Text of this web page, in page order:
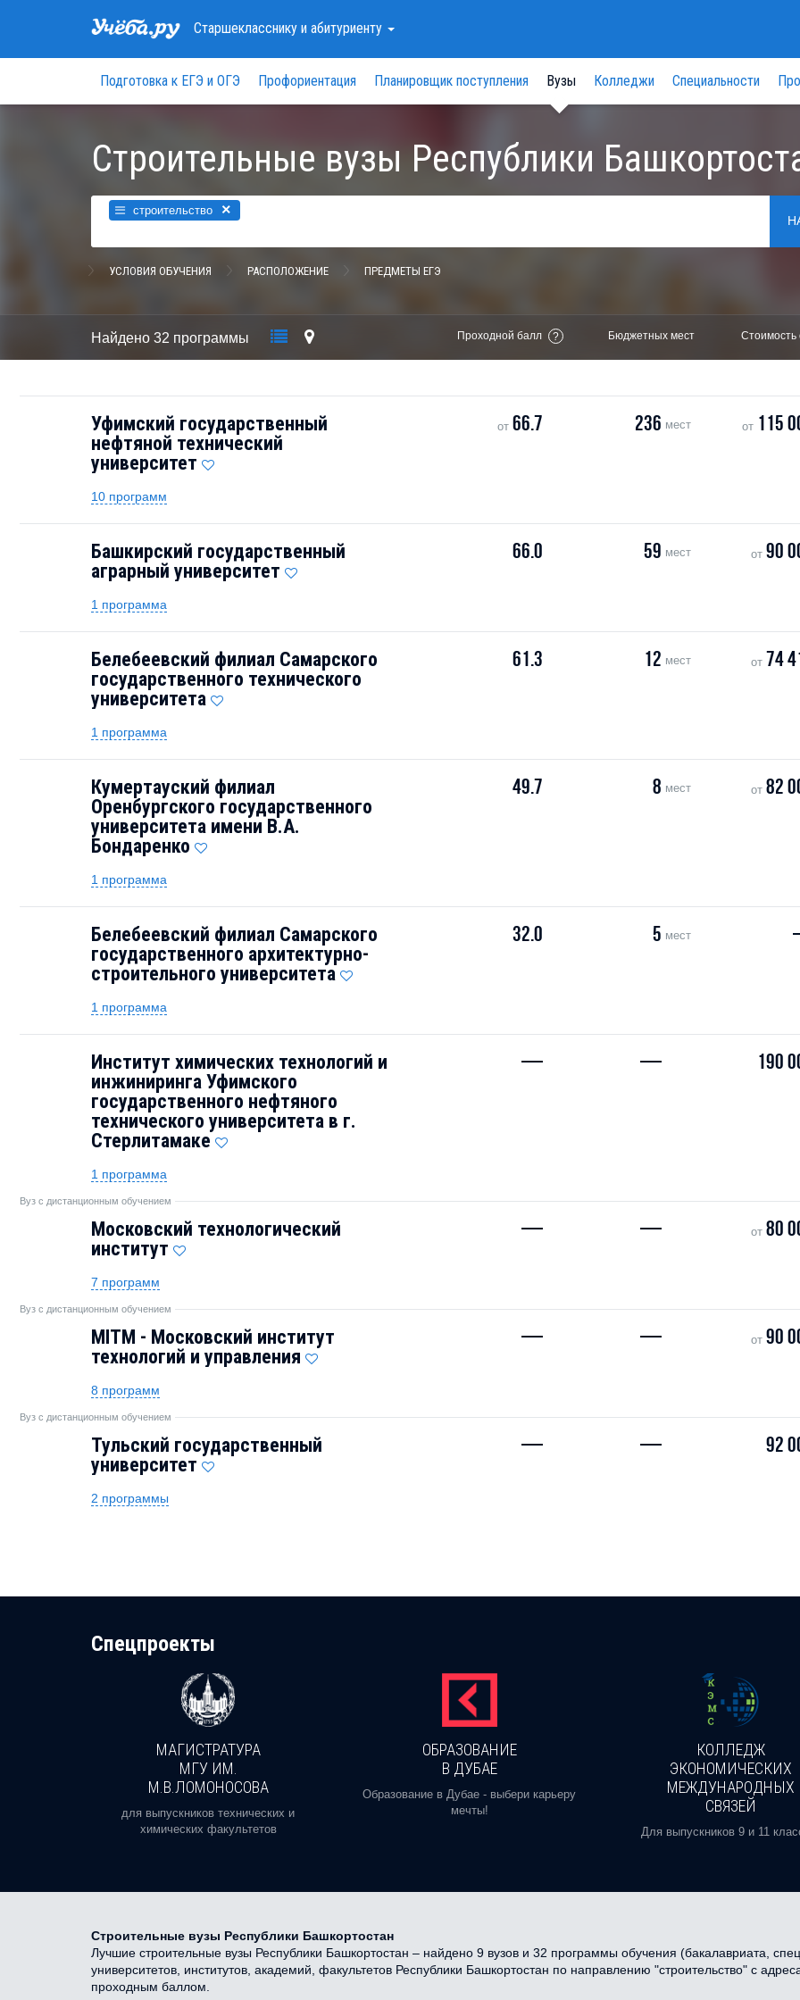
Старшеклассникуи абитуриенту
Подготовка к ЕГЭ и ОГЭ Профориентация Планировщик поступления Вузы Колледжи Специальности
Строительные вузы Республики
строительство ×
УСЛОВИЯ ОБУЧЕНИЯ РАСПОЛОЖЕНИЕ ПРЕДМЕТЫ ЕГЭ
Найдено 32 программы Проходной балл ? Бюджетных мест Стоимость
Уфимский государственный
нефтяной технический
университет
от66.7 236 мест от 115
10 программ
Башкирский государственный
аграрный университет
66.0 59 мест от 90
1 программа
Белебеевский филиал Самарского
государственного технического
университета
61.3 12 мест от 74
1 программа
Кумертауский филиал
Оренбургского государственного
университета имени В.А.
Бондаренко
49.7 8 мест от 82
1 программа
Белебеевский филиал Самарского
государственного архитектурно-
строительного университета
32.0 5 мест
1 программа
Институт химических технологий и
инжиниринга Уфимского
государственного нефтяного
технического университета в г.
Стерлитамаке
— — 190
1 программа
Вуз с дистанционным обучением
Московский технологический
институт
— — от 80
7 программ
Вуз с дистанционным обучением
MITM - Московский институт
технологий и управления
— — от 90
8 программ
Вуз с дистанционным обучением
Тульский государственный
университет
— — 92
2 программы
Cпецпроекты
МАГИСТРАТУРА
МГУ ИМ.
М.В.ЛОМОНОСОВА
для выпускников технических и
химических факультетов
ОБРАЗОВАНИЕ
В ДУБАЕ
Образование в Дубае - выбери карьеру
мечты!
КОЛЛЕДЖ
ЭКОНОМИЧЕСКИХ
МЕЖДУНАРОДНЫХ
СВЯЗЕЙ
Для выпускников 9 и 11
Строительные вузы Республики Башкортостан
Лучшие строительные вузы Республики Башкортостан – найдено 9 вузов и 32 программы обучения (бакалавриата,
университетов, институтов, академий, факультетов Республики Башкортостан по направлению "строительство" с
проходным баллом.